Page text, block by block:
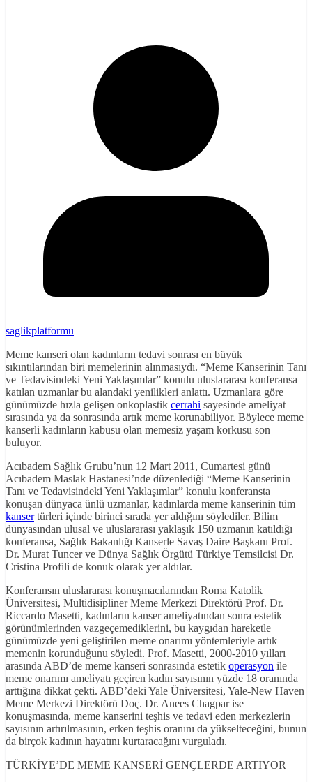
saglikplatformu
Meme kanseri olan kadınların tedavi sonrası en büyük
sıkıntılarından biri memelerinin alınmasıydı. “Meme Kanserinin Tanı
ve Tedavisindeki Yeni Yaklaşımlar” konulu uluslararası konferansa
katılan uzmanlar bu alandaki yenilikleri anlattı. Uzmanlara göre
günümüzde hızla gelişen onkoplastik cerrahi sayesinde ameliyat
sırasında ya da sonrasında artık meme korunabiliyor. Böylece meme
kanserli kadınların kabusu olan memesiz yaşam korkusu son
buluyor.
Acıbadem Sağlık Grubu’nun 12 Mart 2011, Cumartesi günü
Acıbadem Maslak Hastanesi’nde düzenlediği “Meme Kanserinin
Tanı ve Tedavisindeki Yeni Yaklaşımlar” konulu konferansta
konuşan dünyaca ünlü uzmanlar, kadınlarda meme kanserinin tüm
kansertürleri içinde birinci sırada yer aldığını söylediler. Bilim
dünyasından ulusal ve uluslararası yaklaşık 150 uzmanın katıldığı
konferansa, Sağlık Bakanlığı Kanserle Savaş Daire Başkanı Prof.
Dr. Murat Tuncer ve Dünya Sağlık Örgütü Türkiye Temsilcisi Dr.
Cristina Profili de konuk olarak yer aldılar.
Konferansın uluslararası konuşmacılarından Roma Katolik
Üniversitesi, Multidisipliner Meme Merkezi Direktörü Prof. Dr.
Riccardo Masetti, kadınların kanser ameliyatından sonra estetik
görünümlerinden vazgeçemediklerini, bu kaygıdan hareketle
günümüzde yeni geliştirilen meme onarımı yöntemleriyle artık
memenin korunduğunu söyledi. Prof. Masetti, 2000-2010 yılları
arasında ABD’de meme kanseri sonrasında estetik operasyon ile
meme onarımı ameliyatı geçiren kadın sayısının yüzde 18 oranında
arttığına dikkat çekti. ABD’deki Yale Üniversitesi, Yale-New Haven
Meme Merkezi Direktörü Doç. Dr. Anees Chagpar ise
konuşmasında, meme kanserini teşhis ve tedavi eden merkezlerin
sayısının artırılmasının, erken teşhis oranını da yükselteceğini, bunun
da birçok kadının hayatını kurtaracağını vurguladı.
TÜRKİYE’DE MEME KANSERİ GENÇLERDE ARTIYOR